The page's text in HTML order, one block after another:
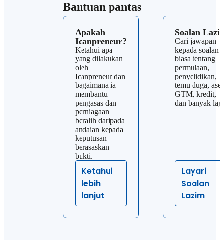
Bantuan pantas
Apakah
Icanpreneur?
Ketahui apa
yang dilakukan
oleh
Icanpreneur dan
bagaimana ia
membantu
pengasas dan
perniagaan
beralih daripada
andaian kepada
keputusan
berasaskan
bukti.
Ketahui
lebih
lanjut
Soalan
Cari jawapan
kepada soalan
biasa tentang
permulaan,
penyelidikan,
temu duga,
GTM, kredit,
dan banyak
Layari
Soalan
Lazim